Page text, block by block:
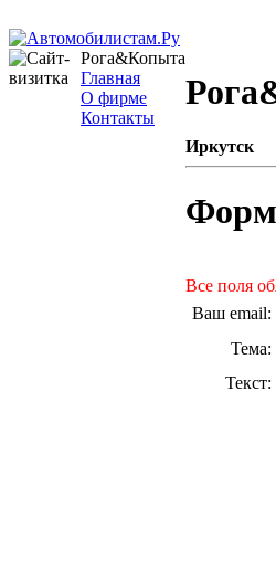
Рога&Копыта
Главная
О фирме
Контакты
Иркутск
Все поля
Ваш email:
Тема:
Текст: